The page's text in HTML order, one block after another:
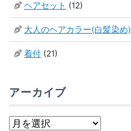
ヘアセット (12)
大人のヘアカラー(白髪染め)
着付 (21)
アーカイブ
ア